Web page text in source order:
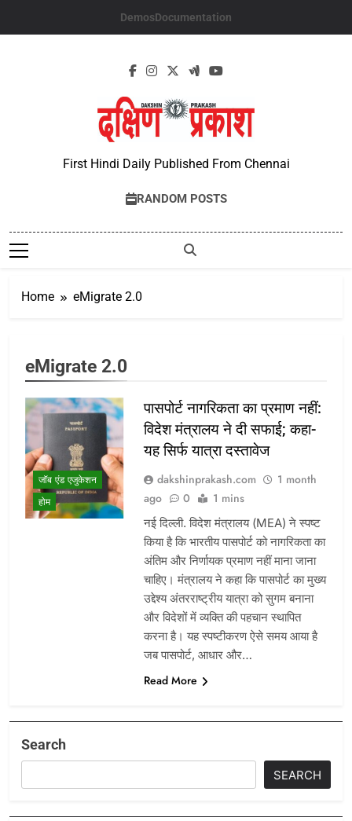
DemosDocumentation
First Hindi Daily Published From Chennai
RANDOM POSTS
Home eMigrate 2.0
eMigrate 2.0
जॉब एंड एजुकेशन
होम
पासपोर्ट नागरिकता का प्रमाण नहीं:
विदेश मंत्रालय ने दी सफाई; कहा-
यह सिर्फ यात्रा दस्तावेज
dakshinprakash.com
1 month
ago
0 1 mins
नई दिल्ली. विदेश मंत्रालय (MEA) ने स्पष्ट
किया है कि भारतीय पासपोर्ट को नागरिकता का
अंतिम और निर्णायक प्रमाण नहीं माना जाना
चाहिए। मंत्रालय ने कहा कि पासपोर्ट का मुख्य
उद्देश्य अंतरराष्ट्रीय यात्रा को सुगम बनाना
और विदेशों में व्यक्ति की पहचान स्थापित
करना है। यह स्पष्टीकरण ऐसे समय आया है
जब पासपोर्ट, आधार और…
Read More
Search
SEARCH